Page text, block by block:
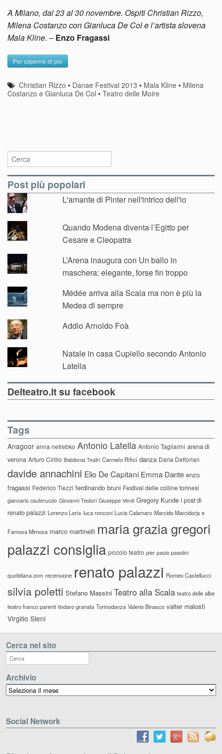
A Milano, dal 23 al 30 novembre. Ospiti Christian Rizzo,
Milena Costanzo con Gianluca De Col e l’artista slovena
Mala Kline. – Enzo Fragassi
Per saperne di più
Christian Rizzo • Danae Festival 2013 • Mala Kline • Milena
Costanzo e Gianluca De Col • Teatro delle Moire
Post più popolari
L'amante di Pinter nell'intrico dell'io
Quando Modena diventa l’Egitto per
Cesare e Cleopatra
L’Arena inaugura con Un ballo in
maschera: elegante, forse fin troppo
Médée arriva alla Scala ma non è più la
Medea di sempre
Addio Arnoldo Foà
Natale in casa Cupiello secondo Antonio
Latella
Delteatro.it su facebook
Tags
Anagoor anna netrebko Antonio Latella Antonio Tagliarini arena di
verona Arturo Cirillo Babilonia Teatri Carmelo Rifici danza Daria Deflorian
davide annachini Elio De Capitani Emma Dante enzo
fragassi Federico Tiezzi ferdinando bruni Festival delle colline torinesi
giancarlo cauteruccio Giovanni Testori Giuseppe Verdi Gregory Kunde i post di
renato palazzi Lorenzo Loris luca ronconi Lucia Calamaro Marcido Marcidorjs e
Famosa Mimosa marco martinelli maria grazia gregori
palazzi consiglia piccolo teatro pier paolo pasolini
quotidiana.com recensione renato palazzi Romeo Castellucci
silvia poletti Stefano Massini Teatro alla Scala teatro delle albe
teatro franco parenti tindaro granata Torinodanza Valerio Binasco valter malosti
Virgilio Sieni
Cerca nel sito
Archivio
Archivio
Social Network